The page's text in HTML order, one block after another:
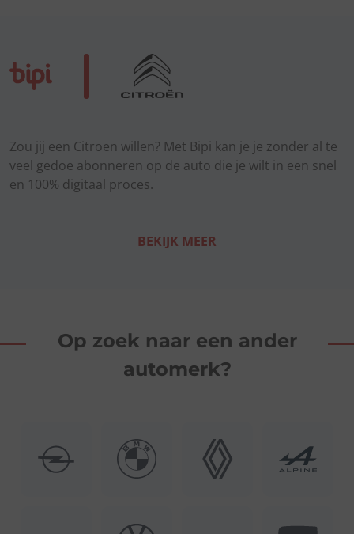
Zou jij een Citroen willen? Met Bipi kan je je zonder al te
veel gedoe abonneren op de auto die je wilt in een snel
en 100% digitaal proces.
BEKIJK MEER
Op zoek naar een ander
automerk?